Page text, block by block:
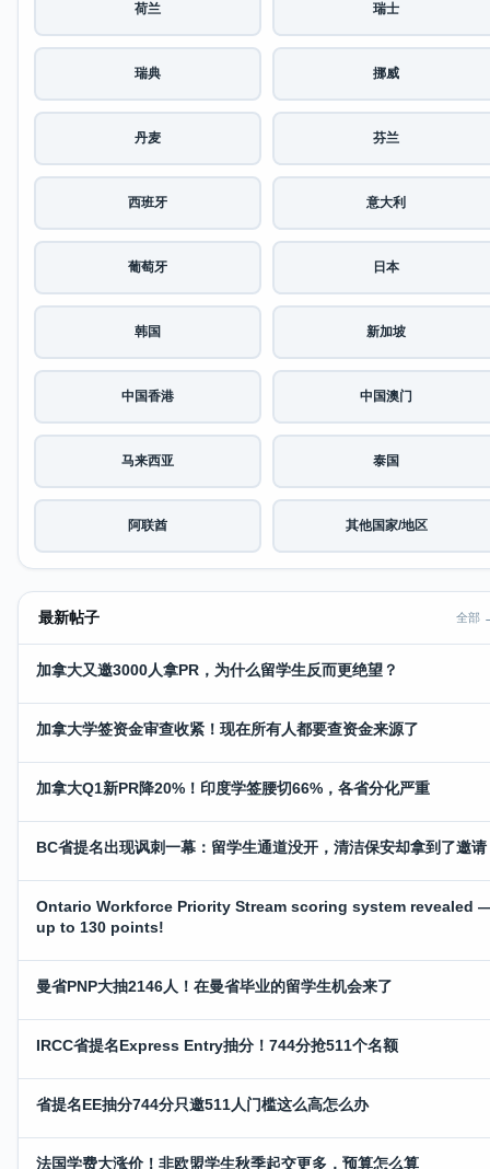
荷兰 瑞士
瑞典 挪威
丹麦 芬兰
西班牙 意大利
葡萄牙 日本
韩国 新加坡
中国香港 中国澳门
马来西亚 泰国
阿联酋 其他国家/地区
最新帖子 全部
加拿大又邀3000人拿PR，为什么留学生反而更绝望？
加拿大学签资金审查收紧！现在所有人都要查资金来源了
加拿大Q1新PR降20%！印度学签腰切66%，各省分化严重
BC省提名出现讽刺一幕：留学生通道没开，清洁保安却拿到了邀请
Ontario Workforce Priority Stream scoring system revealed
up to 130 points!
曼省PNP大抽2146人！在曼省毕业的留学生机会来了
IRCC省提名Express Entry抽分！744分抢511个名额
省提名EE抽分744分只邀511人门槛这么高怎么办
法国学费大涨价！非欧盟学生秋季起交更多，预算怎么算